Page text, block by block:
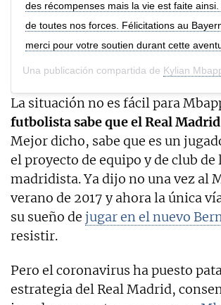
des récompenses mais la vie est faite ainsi.
de toutes nos forces. Félicitations au
merci pour votre soutien durant cette
Una publicación compartida de Kylian
La situación no es fácil para
futbolista sabe que el Real
Mejor dicho, sabe que es un
el proyecto de equipo y de club
madridista. Ya dijo no una vez al
verano de 2017 y ahora la única
su sueño de jugar en el nuevo
resistir.
Pero el coronavirus ha puesto
estrategia del Real Madrid,